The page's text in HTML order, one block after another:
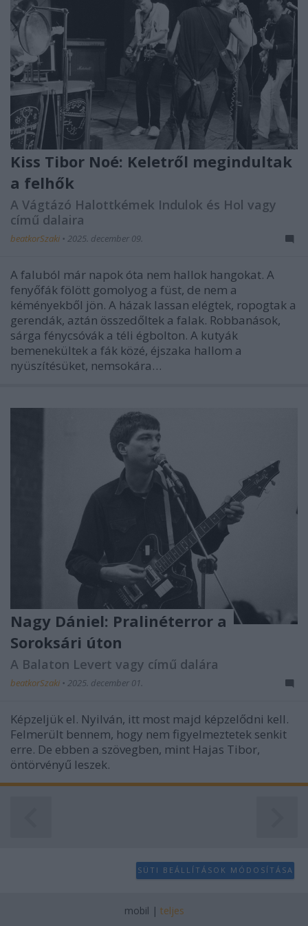
Kiss Tibor Noé: Keletről megindultak
a felhők
A Vágtázó Halottkémek Indulok és Hol vagy
című dalaira
beatkorSzaki • 2025. december 09.
A faluból már napok óta nem hallok hangokat. A
fenyőfák fölött gomolyog a füst, de nem a
kéményekből jön. A házak lassan elégtek, ropogtak a
gerendák, aztán összedőltek a falak. Robbanások,
sárga fénycsóvák a téli égbolton. A kutyák
bemenekültek a fák közé, éjszaka hallom a
nyüszítésüket, nemsokára…
Nagy Dániel: Pralinéterror a
Soroksári úton
A Balaton Levert vagy című dalára
beatkorSzaki • 2025. december 01.
Képzeljük el. Nyilván, itt most majd képzelődni kell.
Felmerült bennem, hogy nem figyelmeztetek senkit
erre. De ebben a szövegben, mint Hajas Tibor,
öntörvényű leszek.
SÜTI BEÁLLÍTÁSOK MÓDOSÍTÁSA
mobil | teljes